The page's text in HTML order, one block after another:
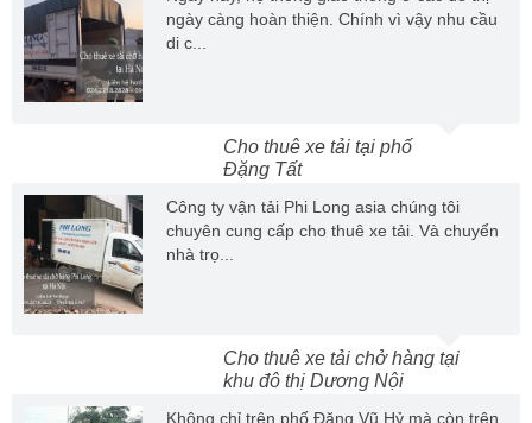
ngày càng hoàn thiện. Chính vì vậy nhu cầu
di c...
Cho thuê xe tải tại phố
Đặng Tất
Công ty vận tải Phi Long asia chúng tôi
chuyên cung cấp cho thuê xe tải. Và chuyển
nhà trọ...
Cho thuê xe tải chở hàng tại
khu đô thị Dương Nội
Không chỉ trên phố Đặng Vũ Hỷ mà còn trên